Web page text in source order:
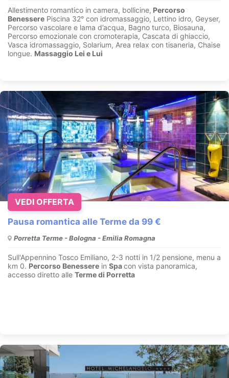
Allestimento romantico in camera, bollicine, Percorso
Benessere Piscina 32° con idromassaggio, Lettino idro, Geyser,
Percorso vascolare e lama d’acqua, Bagno turco, Biosauna,
Percorso emozionale con cromoterapia, Cascata di ghiaccio,
Vasca idromassaggio, Solarium, Area relax con tisaneria, Chaise
longue. Massaggio Lei e Lui
Pausa romantica alle Terme da 99 €
Porretta Terme - Bologna - Emilia Romagna
Sull'Appennino Tosco Emiliano, 2-3 notti in 1/2 pensione, menu a
km 0. Percorso Benessere in Spacon vista panoramica,
accesso diretto alle Terme di Porretta
VEDI OFFERTA